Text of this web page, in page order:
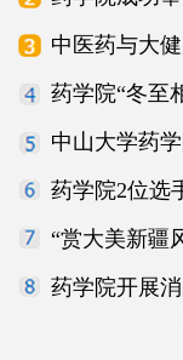
中医药与大
药学院“冬至
中山大学药
药学院2位选
“赏大美新疆
药学院开展